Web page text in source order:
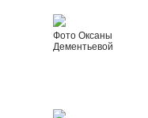
Фото Оксаны
Дементьевой